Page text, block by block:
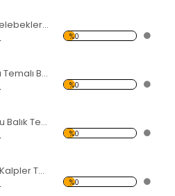
Kahverengi Kelebekler Temalı Beyaz Eşya Sticker
%0
Misket Limonu Temalı Beyaz Eşya Sticker
%0
Nemo Turuncu Balık Temalı Beyaz Eşya Sticker
%0
Işıktaki Renkli Kalpler Temalı Beyaz Eşya Sticker
%0